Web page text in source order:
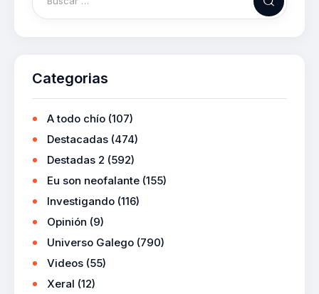
Categorias
A todo chío (107)
Destacadas (474)
Destadas 2 (592)
Eu son neofalante (155)
Investigando (116)
Opinión (9)
Universo Galego (790)
Videos (55)
Xeral (12)